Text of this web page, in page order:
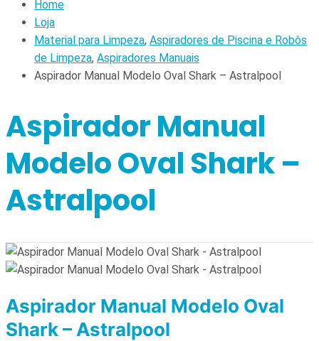
Home
Loja
Material para Limpeza, Aspiradores de Piscina e Robôs
de Limpeza, Aspiradores Manuais
Aspirador Manual Modelo Oval Shark – Astralpool
Aspirador Manual
Modelo Oval Shark –
Astralpool
Aspirador Manual Modelo Oval
Shark – Astralpool